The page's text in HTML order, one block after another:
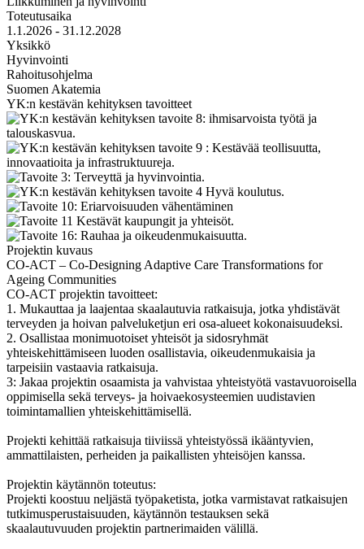
Toteutusaika
1.1.2026 - 31.12.2028
Yksikkö
Hyvinvointi
Rahoitusohjelma
Suomen Akatemia
YK:n kestävän kehityksen tavoitteet
Projektin kuvaus
CO-ACT – Co-Designing Adaptive Care Transformations for
Ageing Communities
CO-ACT projektin tavoitteet:
1. Mukauttaa ja laajentaa skaalautuvia ratkaisuja, jotka yhdistävät
terveyden ja hoivan palveluketjun eri osa-alueet kokonaisuudeksi.
2. Osallistaa monimuotoiset yhteisöt ja sidosryhmät
yhteiskehittämiseen luoden osallistavia, oikeudenmukaisia ja
tarpeisiin vastaavia ratkaisuja.
3: Jakaa projektin osaamista ja vahvistaa yhteistyötä vastavuoroisella
oppimisella sekä terveys- ja hoivaekosysteemien uudistavien
toimintamallien yhteiskehittämisellä.
Projekti kehittää ratkaisuja tiiviissä yhteistyössä ikääntyvien,
ammattilaisten, perheiden ja paikallisten yhteisöjen kanssa.
Projektin käytännön toteutus:
Projekti koostuu neljästä työpaketista, jotka varmistavat ratkaisujen
tutkimusperustaisuuden, käytännön testauksen sekä
skaalautuvuuden projektin partnerimaiden välillä.